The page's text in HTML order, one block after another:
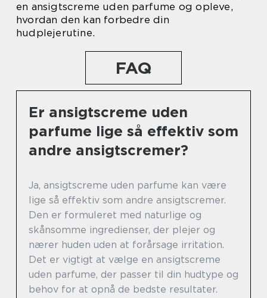
en ansigtscreme uden parfume og opleve,
hvordan den kan forbedre din
hudplejerutine.
FAQ
Er ansigtscreme uden
parfume lige så effektiv som
andre ansigtscremer?
Ja, ansigtscreme uden parfume kan være
lige så effektiv som andre ansigtscremer.
Den er formuleret med naturlige og
skånsomme ingredienser, der plejer og
nærer huden uden at forårsage irritation.
Det er vigtigt at vælge en ansigtscreme
uden parfume, der passer til din hudtype og
behov for at opnå de bedste resultater.